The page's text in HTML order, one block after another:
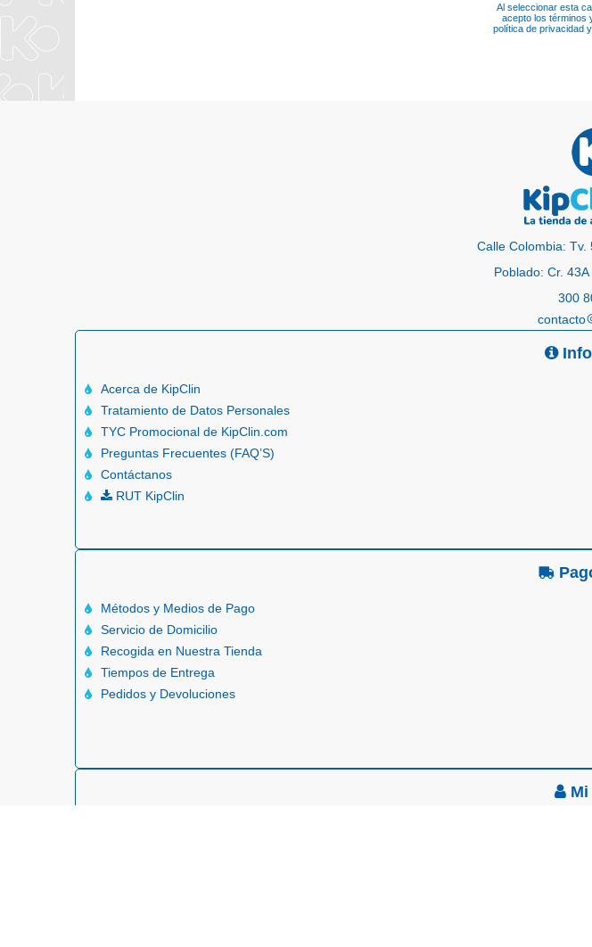
Al seleccionar esta
acepto los términos
política de privacidad
Calle Colombia: Tv.
Poblado: Cr.
300
contacto
Acerca de KipClin
Tratamiento de Datos Personales
TYC Promocional de KipClin.com
Preguntas Frecuentes (FAQ’S)
Contáctanos
RUT KipClin
Métodos y Medios de Pago
Servicio de Domicilio
Recogida en Nuestra Tienda
Tiempos de Entrega
Pedidos y Devoluciones
Mi